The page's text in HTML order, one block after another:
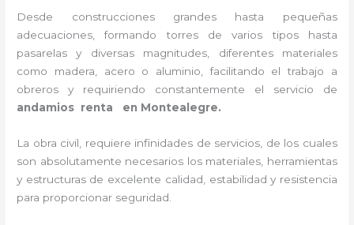
Desde construcciones grandes hasta pequeñas
adecuaciones, formando torres de varios tipos hasta
pasarelas y diversas magnitudes, diferentes materiales
como madera, acero o aluminio, facilitando el trabajo a
obreros y requiriendo constantemente el servicio de
andamios renta en Montealegre.
La obra civil, requiere infinidades de servicios, de los cuales
son absolutamente necesarios los materiales, herramientas
y estructuras de excelente calidad, estabilidad y resistencia
para proporcionar seguridad.